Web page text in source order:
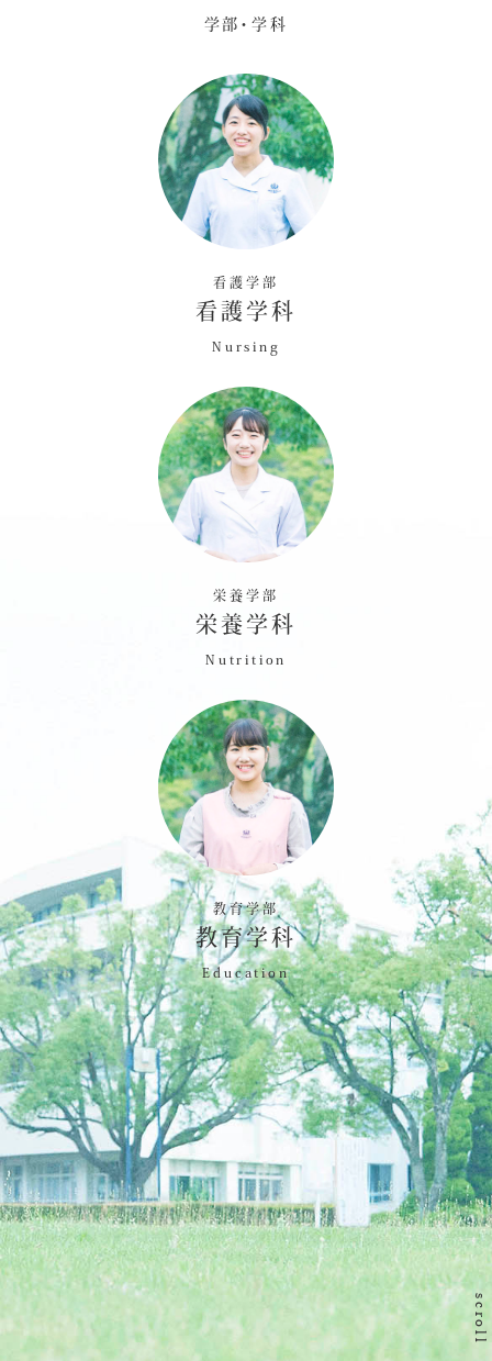
scroll
学部・学科
看護学部
看護学科
Nursing
栄養学部
栄養学科
Nutrition
教育学部
教育学科
Education